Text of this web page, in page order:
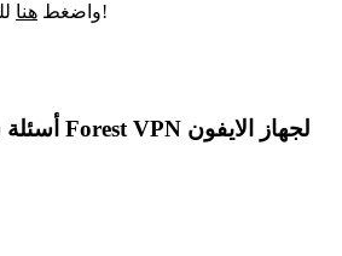
واضغط هنا للحصول على عرض خاص!
أسئلة شائعة حول استخدام Forest VPN لجهاز الايفون